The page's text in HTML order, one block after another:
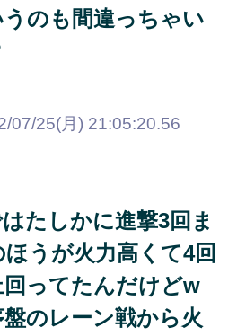
のも間違っちゃい
07/25(月) 21:05:20.56
たしかに進撃3回ま
うが火力高くて4回
回ってたんだけどw
のレーン戦から火